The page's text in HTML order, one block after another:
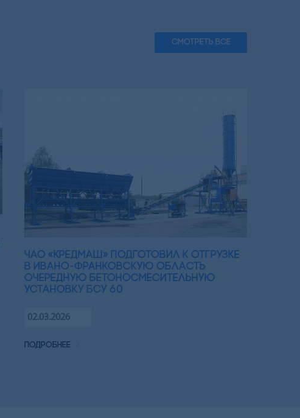
СМОТРЕТЬ ВСЕ
ЧАО «Кредмаш» подготовил к отгрузке
в Ивано-Франковскую область
очередную бетоносмесительную
установку БСУ 60
02.03.2026
подробнее